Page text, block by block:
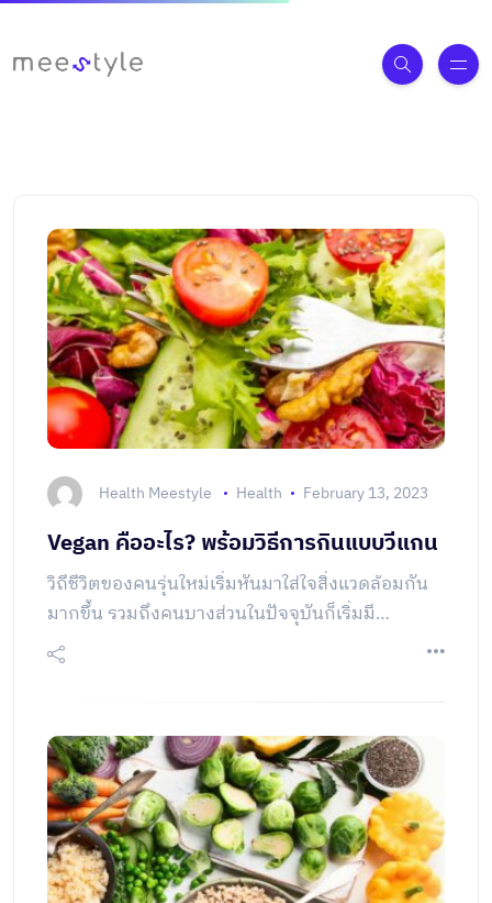
Health Meestyle Health February 13, 2023
Vegan คืออะไร? พร้อมวิธีการกินแบบวีแกน
วิถีชีวิตของคนรุ่นใหม่เริ่มหันมาใส่ใจสิ่งแวดล้อมกัน
มากขึ้น รวมถึงคนบางส่วนในปัจจุบันก็เริ่มมี
Awareness ต่อชีวิตของสัตว์โลก ทำให้การกินของ
style ได้รู้จักกับการกินแบบวีแกนนั้นคืออะไร รวมถึง
วิธีการกินวีแกนนั้นกินอย่างไร มารู้จัก…